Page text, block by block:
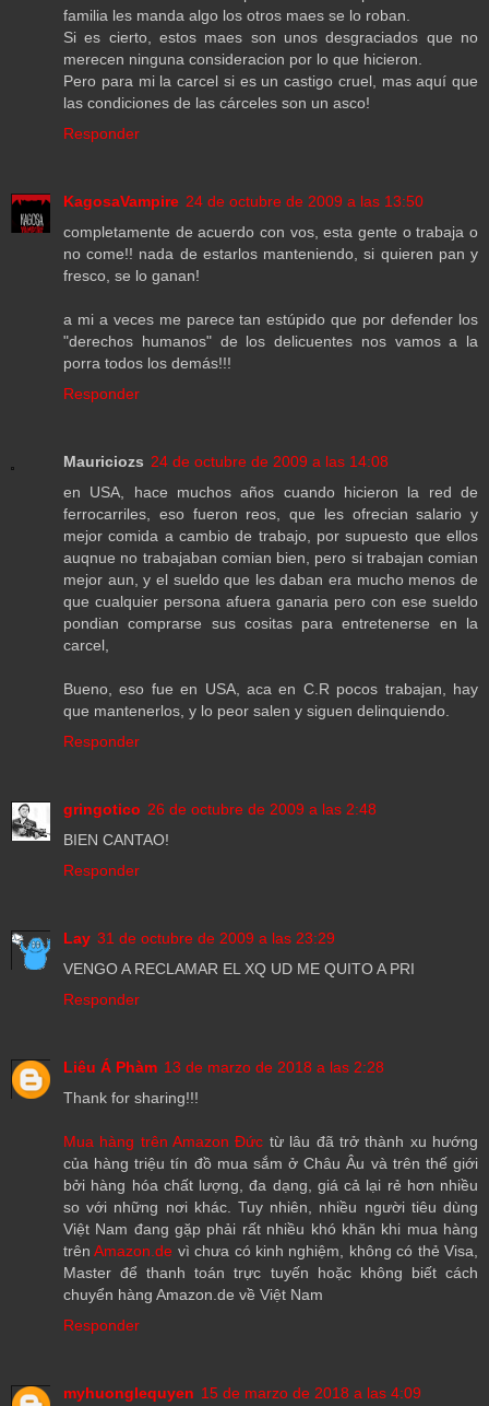
familia les manda algo los otros maes se lo roban.
Si es cierto, estos maes son unos desgraciados que no
merecen ninguna consideracion por lo que hicieron.
Pero para mi la carcel si es un castigo cruel, mas aquí que
las condiciones de las cárceles son un asco!
Responder
KagosaVampire 24 de octubre de 2009 a las 13:50
completamente de acuerdo con vos, esta gente o trabaja o
no come!! nada de estarlos manteniendo, si quieren pan y
fresco, se lo ganan!
a mi a veces me parece tan estúpido que por defender los
"derechos humanos" de los delicuentes nos vamos a la
porra todos los demás!!!
Responder
Mauriciozs 24 de octubre de 2009 a las 14:08
en USA, hace muchos años cuando hicieron la red de
ferrocarriles, eso fueron reos, que les ofrecian salario y
mejor comida a cambio de trabajo, por supuesto que ellos
auqnue no trabajaban comian bien, pero si trabajan comian
mejor aun, y el sueldo que les daban era mucho menos de
que cualquier persona afuera ganaria pero con ese sueldo
pondian comprarse sus cositas para entretenerse en la
carcel,
Bueno, eso fue en USA, aca en C.R pocos trabajan, hay
que mantenerlos, y lo peor salen y siguen delinquiendo.
Responder
gringotico 26 de octubre de 2009 a las 2:48
BIEN CANTAO!
Responder
Lay 31 de octubre de 2009 a las 23:29
VENGO A RECLAMAR EL XQ UD ME QUITO A PRI
Responder
Liêu Á Phàm 13 de marzo de 2018 a las 2:28
Thank for sharing!!!
Mua hàng trên Amazon Đức từ lâu đã trở thành xu hướng
của hàng triệu tín đồ mua sắm ở Châu Âu và trên thế giới
bởi hàng hóa chất lượng, đa dạng, giá cả lại rẻ hơn nhiều
so với những nơi khác. Tuy nhiên, nhiều người tiêu dùng
Việt Nam đang gặp phải rất nhiều khó khăn khi mua hàng
trênAmazon.de vì chưa có kinh nghiệm, không có thẻ Visa,
Master để thanh toán trực tuyến hoặc không biết cách
chuyển hàng Amazon.de về Việt Nam
Responder
myhuonglequyen 15 de marzo de 2018 a las 4:09